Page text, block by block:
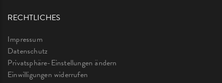
RECHTLICHES
Impressum
Datenschutz
Privatsphäre-Einstellungen ändern
Einwilligungen widerrufen